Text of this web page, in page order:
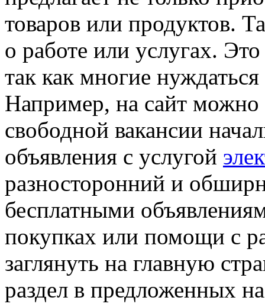
товаров или продуктов.
о работе или услугах.
так как многие
Например, на сайт можно
свободной вакансии
объявления с услугой
разносторонний и
бесплатными
покупках или помощи с
заглянуть на главную
раздел в предложенных